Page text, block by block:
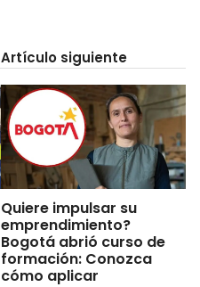
Artículo siguiente
Quiere impulsar su
emprendimiento?
Bogotá abrió curso de
formación: Conozca
cómo aplicar